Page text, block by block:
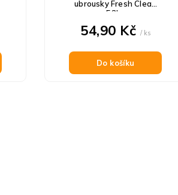
ubrousky Fresh Clean
52ks
54,90 Kč / ks
Do košíku